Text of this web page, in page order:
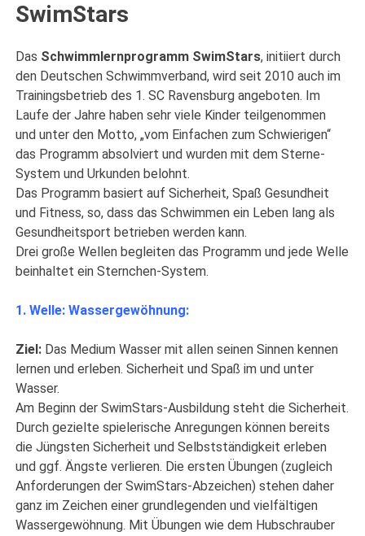
SwimStars
Das Schwimmlernprogramm SwimStars, initiiert durch
den Deutschen Schwimmverband, wird seit 2010 auch im
Trainingsbetrieb des 1. SC Ravensburg angeboten. Im
Laufe der Jahre haben sehr viele Kinder teilgenommen
und unter den Motto, „vom Einfachen zum Schwierigen“
das Programm absolviert und wurden mit dem Sterne-
System und Urkunden belohnt.
Das Programm basiert auf Sicherheit, Spaß Gesundheit
und Fitness, so, dass das Schwimmen ein Leben lang als
Gesundheitsport betrieben werden kann.
Drei große Wellen begleiten das Programm und jede Welle
beinhaltet ein Sternchen-System.
1. Welle: Wassergewöhnung:
Ziel: Das Medium Wasser mit allen seinen Sinnen kennen
lernen und erleben. Sicherheit und Spaß im und unter
Wasser.
Am Beginn der SwimStars-Ausbildung steht die Sicherheit.
Durch gezielte spielerische Anregungen können bereits
die Jüngsten Sicherheit und Selbstständigkeit erleben
und ggf. Ängste verlieren. Die ersten Übungen (zugleich
Anforderungen der SwimStars-Abzeichen) stehen daher
ganz im Zeichen einer grundlegenden und vielfältigen
Wassergewöhnung. Mit Übungen wie dem Hubschrauber